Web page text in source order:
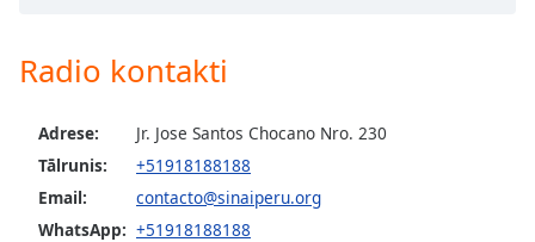
modal
window.
Beginning
Radio kontakti
Adrese:
Jr. Jose Santos Chocano Nro. 230
Tālrunis:
+51918188188
Email:
contacto@sinaiperu.org
WhatsApp: +51918188188